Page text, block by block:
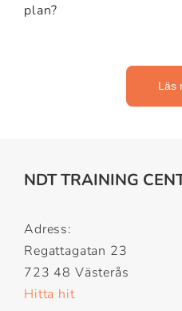
plan?
Läs
NDT TRAINING
Adress:
Regattagatan 23
723 48 Västerås
Hitta hit